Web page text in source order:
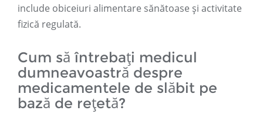
include obiceiuri alimentare sănătoase și activitate
fizică regulată.
Cum să întrebați medicul
dumneavoastră despre
medicamentele de slăbit pe
bază de rețetă?